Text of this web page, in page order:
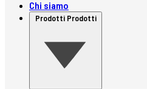
Chi siamo
Prodotti Prodotti